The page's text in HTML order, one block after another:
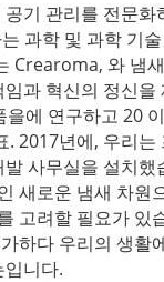
기 관리를 전문
과학 및 과학
Crearoma, 와 냄
혁신의 정신을
에 연구하고
2017년에, 우리
사무실을 설치했
새로운 냄새 차
고려할 필요가
하다 우리의 생
니다.